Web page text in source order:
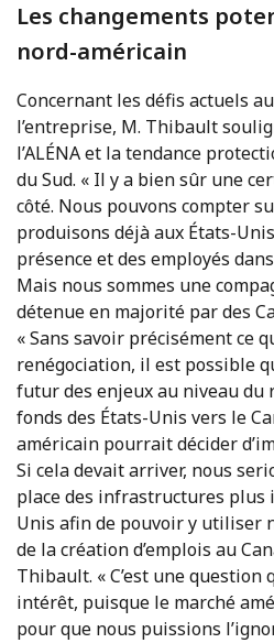
Les changements
nord-américain
Concernant les défis actuels
l’entreprise, M. Thibault
l’ALÉNA et la tendance
du Sud. « Il y a bien sûr une
côté. Nous pouvons compter
produisons déjà aux États-
présence et des employés
Mais nous sommes une
détenue en majorité par des
« Sans savoir précisément ce
renégociation, il est possible
futur des enjeux au niveau du
fonds des États-Unis vers le
américain pourrait décider
Si cela devait arriver, nous
place des infrastructures plus
Unis afin de pouvoir y utiliser
de la création d’emplois au
Thibault. « C’est une question
intérêt, puisque le marché
pour que nous puissions